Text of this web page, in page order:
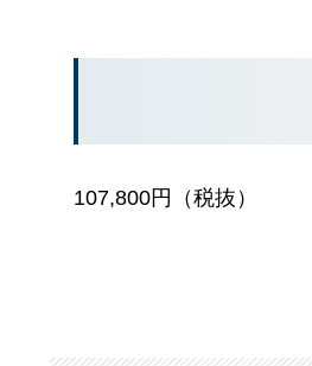
107,800円（税抜）